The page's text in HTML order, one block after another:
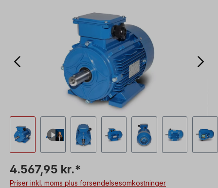
4.567,95 kr.*
Priser inkl. moms plus forsendelsesomkostninger